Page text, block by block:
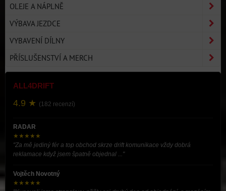
OLEJE A NÁPLNĚ
VÝBAVA JEZDCE
VYBAVENÍ DÍLNY
PŘÍSLUŠENSTVÍ A MERCH
ALL4DRIFT
4.9 ★ (182 recenzí)
RADAR
★★★★★
"Za mě jediný fér a top obchod skrze drift komunikace vždy dobrá
reklamace když jsem špatně objednal ..."
Vojtěch Novotný
★★★★★